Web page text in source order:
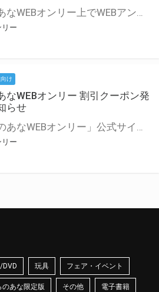
とらのあなWEBオンリー上でWEBアンソロジーが作成できる「記念コメント」について、その使い方や作成手順を解説します！ 支援タイプを「サークル参加型」「サークル参加型・マルシェ(イベント会場)機能付き」でお申し込みいただいている主催者様はぜひご活用ください♪ とらのあなWEBオンリーサイトはこちら
リー
け
なWEBオンリー 割引クーポン発
らせ
「とらのあなWEBオンリー」公式サイトでとらのあな通販の「割引クーポン」を配布中！ イベントごとに開催当日限定で使える割引クーポンのシリアルコードを発行します。 とらのあなWEBオンリーのページをチェックして、イベント当日にお得にお買い物を楽しみましょう♪ ※本キャンペーンは予告なく終了する場合がございます。 とらのあなWEBオンリーサイトはこちら
リー
DVD 玩具 フェア・イベント
のあな限定版 その他 電子書籍